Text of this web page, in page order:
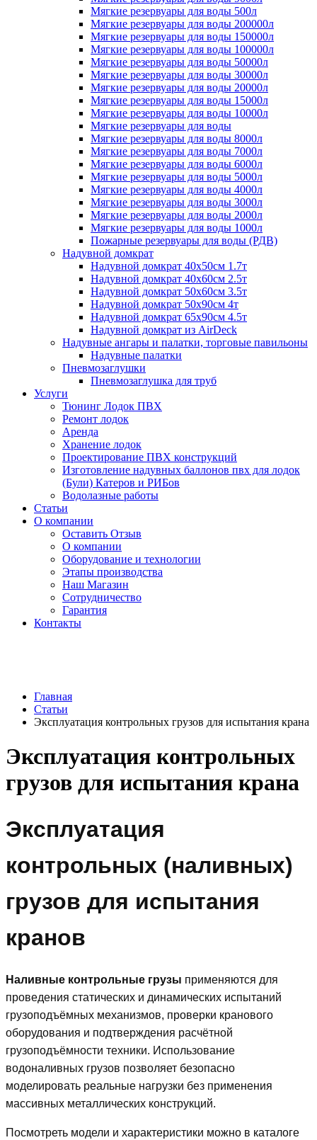
Мягкие резервуары для воды 500л
Мягкие резервуары для воды 200000л
Мягкие резервуары для воды 150000л
Мягкие резервуары для воды 100000л
Мягкие резервуары для воды 50000л
Мягкие резервуары для воды 30000л
Мягкие резервуары для воды 20000л
Мягкие резервуары для воды 15000л
Мягкие резервуары для воды 10000л
Мягкие резервуары для воды
Мягкие резервуары для воды 8000л
Мягкие резервуары для воды 7000л
Мягкие резервуары для воды 6000л
Мягкие резервуары для воды 5000л
Мягкие резервуары для воды 4000л
Мягкие резервуары для воды 3000л
Мягкие резервуары для воды 2000л
Мягкие резервуары для воды 1000л
Пожарные резервуары для воды (РДВ)
Надувной домкрат
Надувной домкрат 40х50см 1.7т
Надувной домкрат 40х60см 2.5т
Надувной домкрат 50х60см 3.5т
Надувной домкрат 50х90см 4т
Надувной домкрат 65х90см 4.5т
Надувной домкрат из AirDeck
Надувные ангары и палатки, торговые павильоны
Надувные палатки
Пневмозаглушки
Пневмозаглушка для труб
Услуги
Тюнинг Лодок ПВХ
Ремонт лодок
Аренда
Хранение лодок
Проектирование ПВХ конструкций
Изготовление надувных баллонов пвх для лодок
(Були) Катеров и РИБов
Водолазные работы
Статьи
О компании
Оставить Отзыв
О компании
Оборудование и технологии
Этапы производства
Наш Магазин
Сотрудничество
Гарантия
Контакты
Главная
Статьи
Эксплуатация контрольных грузов для испытания крана
Эксплуатация контрольных
грузов для испытания крана
Эксплуатация
контрольных (наливных)
грузов для испытания
кранов
Наливные контрольные грузы применяются для
проведения статических и динамических испытаний
грузоподъёмных механизмов, проверки кранового
оборудования и подтверждения расчётной
грузоподъёмности техники. Использование
водоналивных грузов позволяет безопасно
моделировать реальные нагрузки без применения
массивных металлических конструкций.
Посмотреть модели и характеристики можно в каталоге